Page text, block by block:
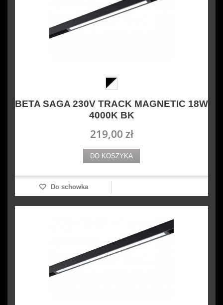
BETA SAGA 230V TRACK MAGNETIC 18W
4000K BK
219,00 zł
DO KOSZYKA
Do schowka